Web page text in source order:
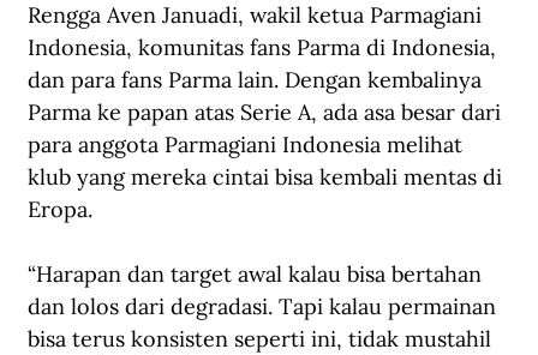
Rengga Aven Januadi, wakil ketua Parmagiani
Indonesia, komunitas fans Parma di Indonesia,
dan para fans Parma lain. Dengan kembalinya
Parma ke papan atas Serie A, ada asa besar dari
para anggota Parmagiani Indonesia melihat
klub yang mereka cintai bisa kembali mentas di
Eropa.
“Harapan dan target awal kalau bisa bertahan
dan lolos dari degradasi. Tapi kalau permainan
bisa terus konsisten seperti ini, tidak mustahil